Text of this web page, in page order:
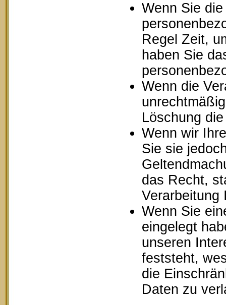
Wenn Sie
Regel Zeit,
haben Sie
Wenn die
Löschung
Wenn wir
Sie sie
das Recht,
Verarbeitung
Wenn Sie
eingelegt
unseren
feststeht,
die
Daten zu